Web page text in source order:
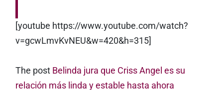
[youtube https://www.youtube.com/watch?
v=gcwLmvKvNEU&w=420&h=315]
The post Belinda jura que Criss Angel es su
relación más linda y estable hasta ahora